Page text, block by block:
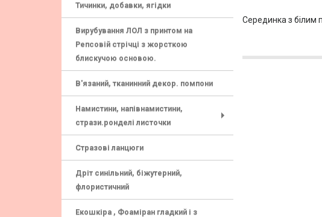
Тичинки, добавки, ягідки
Вирубування ЛОЛ з принтом на
Репсовій стрічці з жорсткою
блискучою основою.
В'язаний, тканинний декор. помпони
Намистини, напівнамистини,
стрази.ронделі листочки
Стразові ланцюги
Дріт синільний, біжутерний,
флористичний
Екошкіра , Фоаміран гладкий і з
Серединка з білим